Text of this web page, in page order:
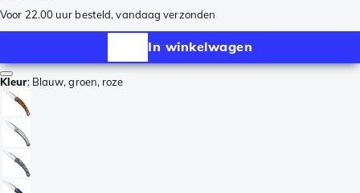
Voor 22.00 uur besteld, vandaag verzonden
In winkelwagen
Kleur: Blauw, groen, roze